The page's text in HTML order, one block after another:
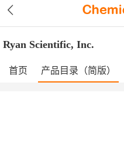
Ryan Scientific, Inc.
首页 产品目录（简版）